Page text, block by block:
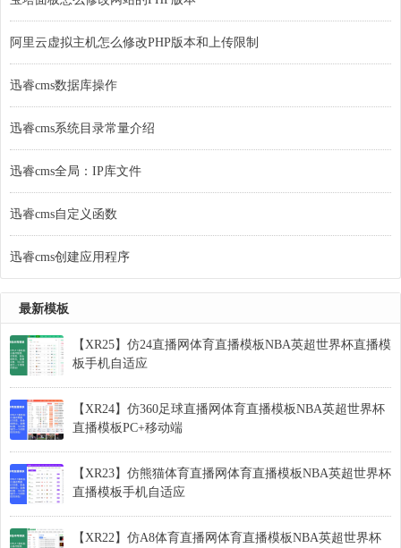
阿里云虚拟主机怎么修改PHP版本和上传限制
迅睿cms数据库操作
迅睿cms系统目录常量介绍
迅睿cms全局：IP库文件
迅睿cms自定义函数
迅睿cms创建应用程序
最新模板
【XR25】仿24直播网体育直播模板NBA英超世界杯直播模
板手机自适应
【XR24】仿360足球直播网体育直播模板NBA英超世界杯
直播模板PC+移动端
【XR23】仿熊猫体育直播网体育直播模板NBA英超世界杯
直播模板手机自适应
【XR22】仿A8体育直播网体育直播模板NBA英超世界杯